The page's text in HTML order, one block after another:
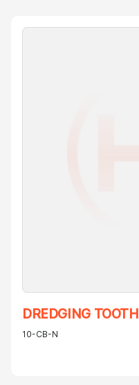
DREDGING TOOTH
10-CB-N